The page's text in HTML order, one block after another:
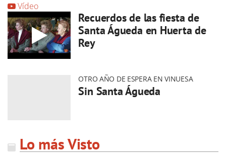
Vídeo
Recuerdos de las fiesta de
Santa Águeda en Huerta de
Rey
OTRO AÑO DE ESPERA EN VINUESA
Sin Santa Águeda
Lo más Visto